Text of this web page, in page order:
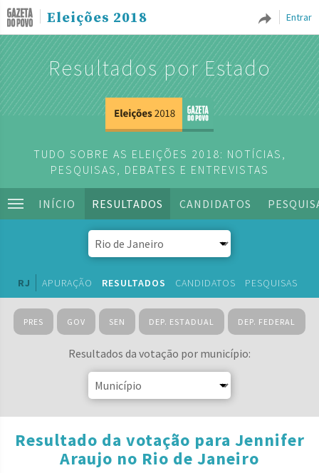
Entrar
Eleições 2018
Resultados por Estado
TUDO SOBRE AS ELEIÇÕES 2018: NOTÍCIAS,
PESQUISAS, DEBATES E ENTREVISTAS
INÍCIO RESULTADOS CANDIDATOS
RJ APURAÇÃO RESULTADOS CANDIDATOS PESQUISAS
PRES GOV SEN DEP. ESTADUAL DEP. FEDERAL
Resultados da votação por município:
Resultado da votação para Jennifer
Araujo no Rio de Janeiro